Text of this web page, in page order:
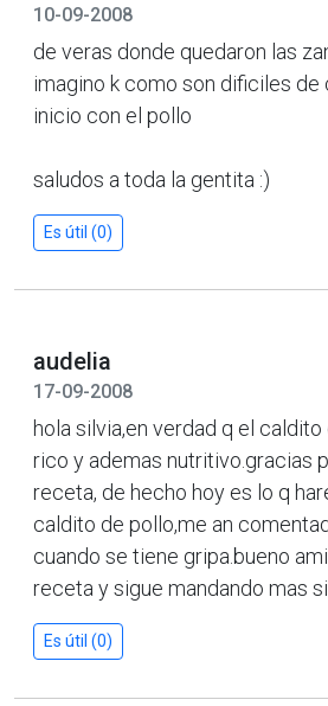
10-09-2008
de veras donde quedaron las
imagino k como son dificiles de
inicio con el pollo
saludos a toda la gentita :)
Es útil (0)
audelia
17-09-2008
hola silvia,en verdad q el
rico y ademas nutritivo.gracias
receta, de hecho hoy es lo q
caldito de pollo,me an
cuando se tiene gripa.bueno
receta y sigue mandando mas si.
Es útil (0)